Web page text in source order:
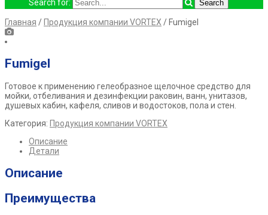
Search for:
Главная / Продукция компании VORTEX / Fumigel
Fumigel
Готовое к применению гелеобразное щелочное средство для
мойки, отбеливания и дезинфекции раковин, ванн, унитазов,
душевых кабин, кафеля, сливов и водостоков, пола и стен.
Категория: Продукция компании VORTEX
Описание
Детали
Описание
Преимущества